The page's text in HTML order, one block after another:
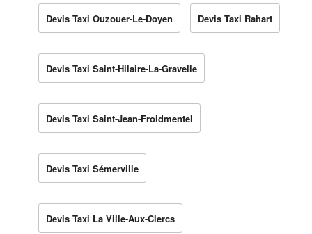
Devis Taxi Ouzouer-Le-Doyen Devis Taxi Rahart
Devis Taxi Saint-Hilaire-La-Gravelle
Devis Taxi Saint-Jean-Froidmentel
Devis Taxi Sémerville
Devis Taxi La Ville-Aux-Clercs